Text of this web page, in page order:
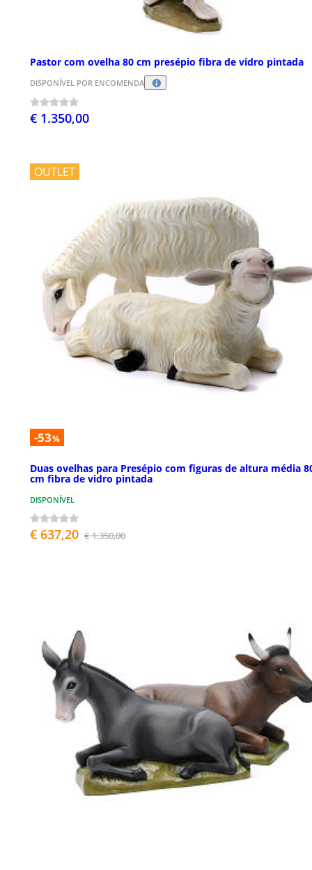
Pastor com ovelha 80 cm presépio fibra de vidro pintada
DISPONÍVEL POR ENCOMENDA
€ 1.350,00
OUTLET
-53%
Duas ovelhas para Presépio com figuras de altura média
cm fibra de vidro pintada
DISPONÍVEL
€ 637,20 € 1.350,00